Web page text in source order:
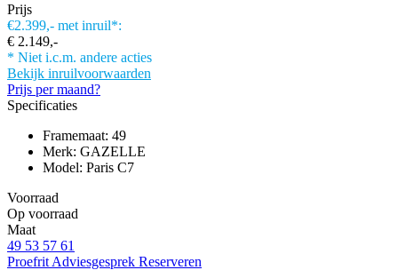
Prijs
€2.399,- met inruil*:
€ 2.149,-
* Niet i.c.m. andere acties
Bekijk inruilvoorwaarden
Prijs per maand?
Specificaties
Framemaat: 49
Merk: GAZELLE
Model: Paris C7
Voorraad
Op voorraad
Maat
49 53 57 61
Proefrit Adviesgesprek Reserveren